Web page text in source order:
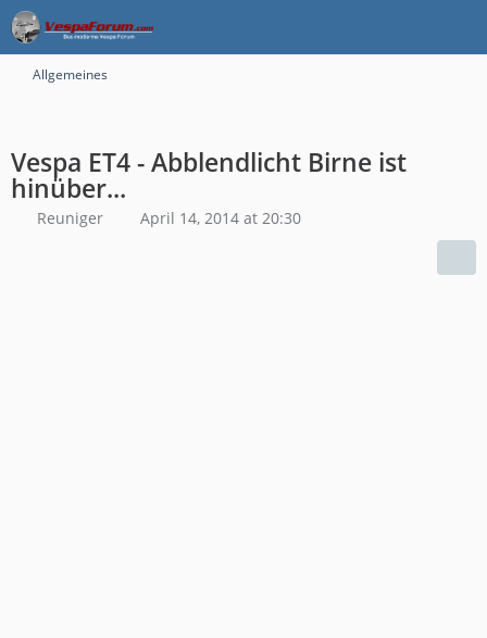
Allgemeines
Vespa ET4 - Abblendlicht Birne ist
hinüber...
Reuniger April 14, 2014 at 20:30